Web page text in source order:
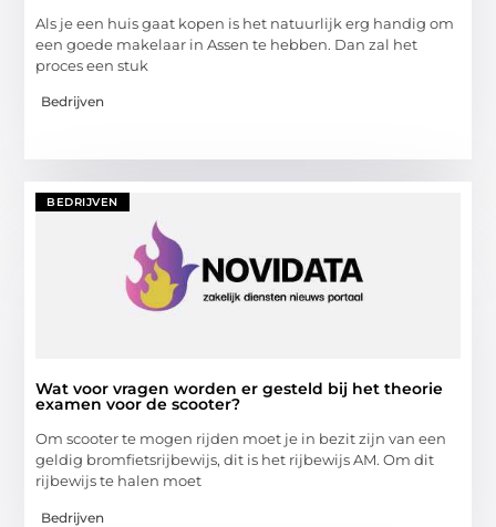
Als je een huis gaat kopen is het natuurlijk erg handig om
een goede makelaar in Assen te hebben. Dan zal het
proces een stuk
Bedrijven
BEDRIJVEN
Wat voor vragen worden er gesteld bij het theorie
examen voor de scooter?
Om scooter te mogen rijden moet je in bezit zijn van een
geldig bromfietsrijbewijs, dit is het rijbewijs AM. Om dit
rijbewijs te halen moet
Bedrijven